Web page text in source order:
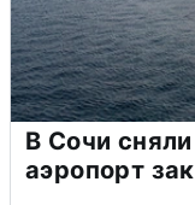
В Сочи
аэропорт